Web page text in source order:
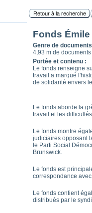
Retour à la recherche
Fonds
Genre de
4,93 m de
Portée et contenu :
Le fonds renseigne
travail a marqué
de solidarité envers
Le fonds aborde la
travail et les
Le fonds montre
judiciaires opposant
le Parti Social
Brunswick.
Le fonds est
correspondance
Le fonds contient
distribués par le